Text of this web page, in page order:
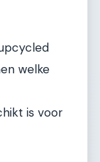
welke
is voor